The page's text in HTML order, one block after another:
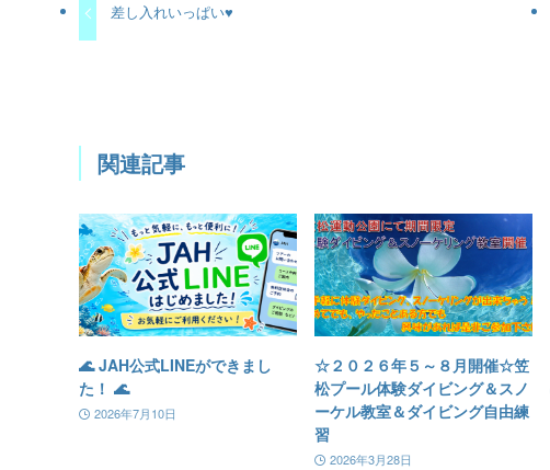
差し入れいっぱい♥️
関連記事
🌊 JAH公式LINEができまし
た！ 🌊
2026年7月10日
☆２０２６年５～８月開催☆笠
松プール体験ダイビング＆スノ
ーケル教室＆ダイビング自由練
習
2026年3月28日